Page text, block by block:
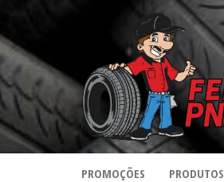
para
o
conteúdo
PROMOÇÕES PRODUTOS